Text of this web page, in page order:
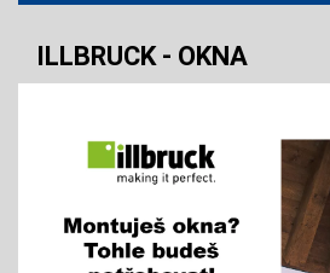
ILLBRUCK - OKNA